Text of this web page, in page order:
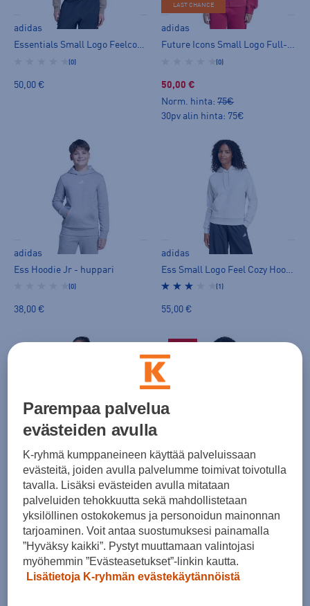
adidas
Essentials Small Logo Feelcozy Sweatshirt W - huppari
(0)
50,00 €
LAST CHANCE
adidas
Future Icons Small Logo Full-Zip Hoodie W - huppari
(0)
50,00 €
Norm. hinta: 75€
30pv alin hinta: 75€
adidas
Ess Hoodie Jr - huppari
(0)
38,00 €
adidas
(1)
55,00 €
adidas
Ess Hoodie Jr - huppari
(0)
38,00 €
adidas
(1)
29,99 €
Norm. hinta:
30pv alin hinta: 55€
-27%
Parempaa palvelua
evästeiden avulla
K-ryhmä kumppaneineen käyttää palveluissaan
evästeitä, joiden avulla palvelumme toimivat toivotulla
tavalla. Lisäksi evästeiden avulla mitataan
palveluiden tehokkuutta sekä mahdollistetaan
yksilöllinen ostokokemus ja personoidun mainonnan
tarjoaminen. Voit antaa suostumuksesi painamalla
”Hyväksy kaikki”. Pystyt muuttamaan valintojasi
myöhemmin ”Evästeasetukset”-linkin kautta.
Lisätietoja K-ryhmän evästekäytännöistä